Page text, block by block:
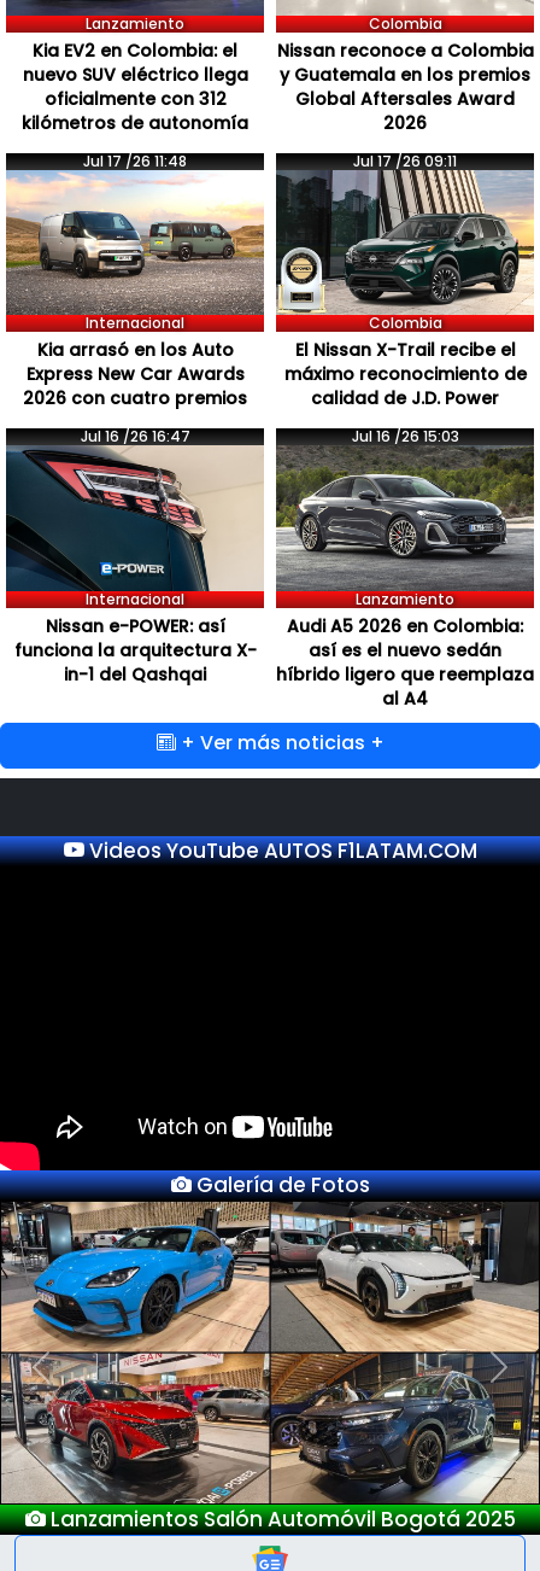
Lanzamiento
Kia EV2 en Colombia: el
nuevo SUV eléctrico llega
oficialmente con 312
kilómetros de autonomía
Colombia
Nissan reconoce a Colombia
y Guatemala en los premios
Global Aftersales Award
2026
Jul 17 /26 11:48
Internacional
Kia arrasó en los Auto
Express New Car Awards
2026 con cuatro premios
Jul 17 /26 09:11
Colombia
El Nissan X-Trail recibe el
máximo reconocimiento de
calidad de J.D. Power
Jul 16 /26 16:47
Internacional
Nissan e-POWER: así
funciona la arquitectura X-
in-1 del Qashqai
Jul 16 /26 15:03
Lanzamiento
Audi A5 2026 en Colombia:
así es el nuevo sedán
híbrido ligero que reemplaza
al A4
+ Ver más noticias +
Videos YouTube AUTOS F1LATAM.COM
Galería de Fotos
2025 Nuevo Deepal S05
Previous Next